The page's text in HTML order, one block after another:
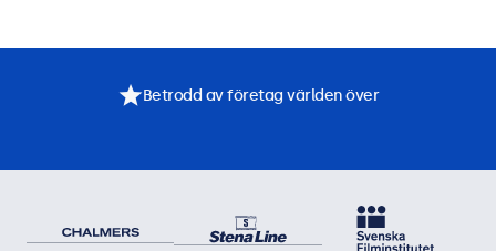
Betrodd av företag världen över